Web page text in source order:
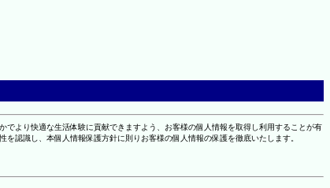
より快適な生活体験に貢献できますよう、お客様の個人情報を取得し利用することが有
認識し、本個人情報保護方針に則りお客様の個人情報の保護を徹底いたします。